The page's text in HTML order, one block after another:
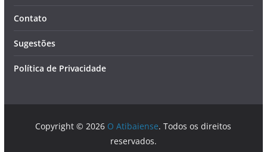
Contato
Sugestões
Política de Privacidade
Copyright © 2026 O Atibaiense. Todos os direitos
reservados.